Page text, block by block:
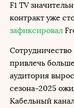
F1 TV
контракт уже
зафиксировал
Сотрудничество
привлечь
аудитория
сезона-2025
Кабельный